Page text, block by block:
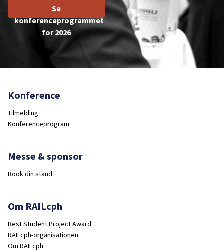
Se
konferenceprogrammet
for 2026
Konference
Tilmelding
Konferenceprogram
Messe & sponsor
Book din stand
Om RAILcph
Best Student Project Award
RAILcph-organisationen
Om RAILcph